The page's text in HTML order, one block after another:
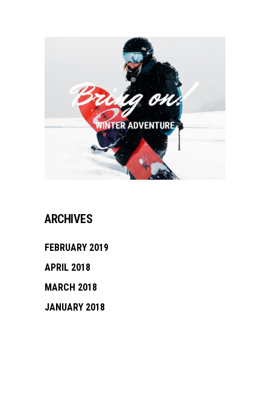
ARCHIVES
FEBRUARY 2019
APRIL 2018
MARCH 2018
JANUARY 2018